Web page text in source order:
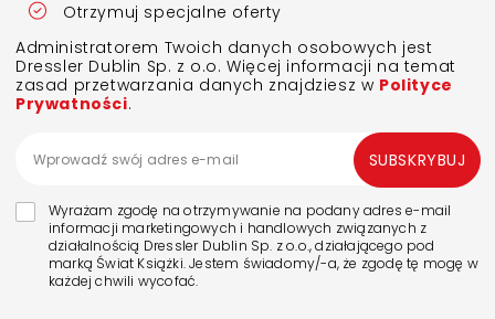
Otrzymuj specjalne oferty
Administratorem Twoich danych osobowych jest
Dressler Dublin Sp. z o.o. Więcej informacji na temat
zasad przetwarzania danych znajdziesz w Polityce
Prywatności.
Wyrażam zgodę na otrzymywanie na podany adres e-mail
informacji marketingowych i handlowych związanych z
działalnością Dressler Dublin Sp. z o.o., działającego pod
marką Świat Książki. Jestem świadomy/-a, że zgodę tę mogę w
każdej chwili wycofać.
SUBSKRYBUJ